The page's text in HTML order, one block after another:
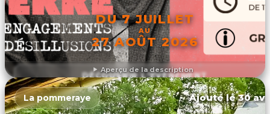
Aperçu de la description
DU 7 JUILLET
AU
27 AOÛT 2026
DÉCOUVRIR L'ÉVÉNEMENT
La pommeraye Ajouté le 30